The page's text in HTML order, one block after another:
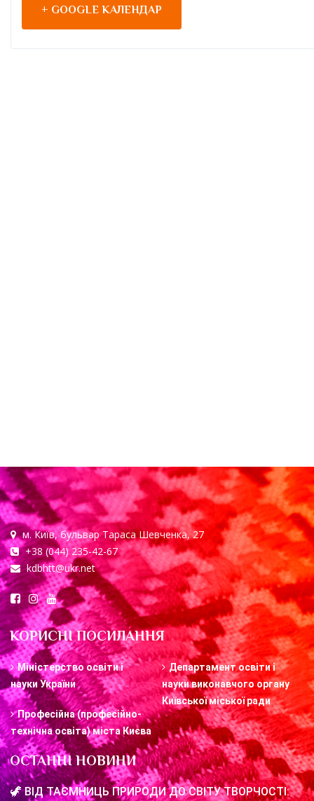
+ GOOGLE КАЛЕНДАР
м. Київ, бульвар Тараса Шевченка, 27
+38 (044) 235-42-67
kdbhtt@ukr.net
КОРИСНІ ПОСИЛАННЯ
Міністерство освіти і
науки України
Професійна (професійно-
технічна освіта) міста Києва
Департамент освіти і
науки виконавчого органу
Київської міської ради
ОСТАННІ НОВИНИ
🦖 ВІД ТАЄМНИЦЬ ПРИРОДИ ДО СВІТУ ТВОРЧОСТІ: